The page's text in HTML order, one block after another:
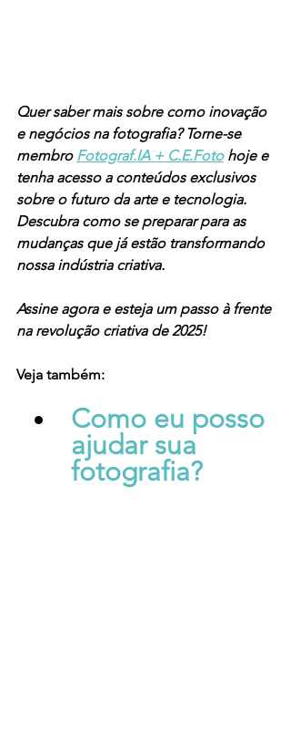
Quer saber mais sobre como inovação
e negócios na fotografia? Torne-se
membro Fotograf.IA + C.E.Foto hoje e
tenha acesso a conteúdos exclusivos
sobre o futuro da arte e tecnologia.
Descubra como se preparar para as
mudanças que já estão transformando
nossa indústria criativa.
Assine agora e esteja um passo à frente
na revolução criativa de 2025!
Veja também:
Como eu posso
ajudar sua
fotografia?